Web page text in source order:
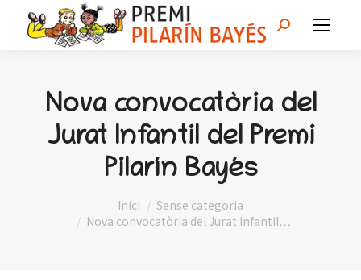
Search:
Nova convocatòria del
Jurat Infantil del Premi
Pilarín Bayés
Inici
Sense categoria
Nova convocatòria del Jurat Infantil…